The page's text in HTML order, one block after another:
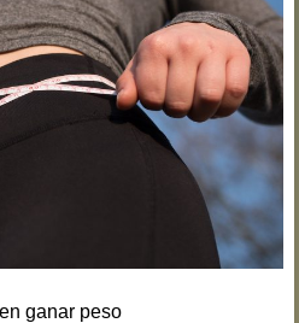
ganar peso